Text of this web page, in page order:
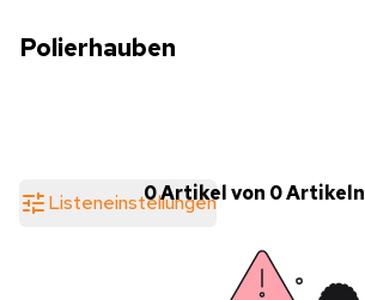
Polierhauben
Listeneinstellungen0 Artikel von 0 Artikeln